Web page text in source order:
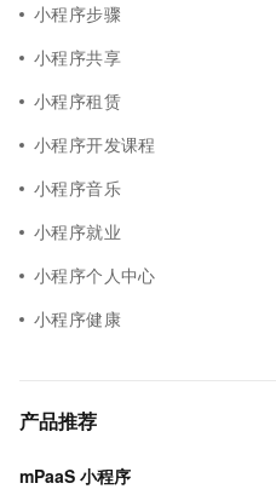
小程序步骤
小程序共享
小程序租赁
小程序开发课程
小程序音乐
小程序就业
小程序个人中心
小程序健康
产品推荐
mPaaS 小程序